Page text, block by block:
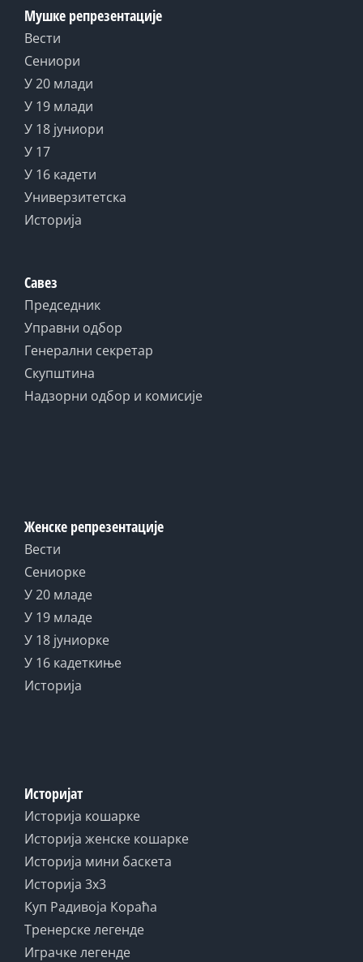
Мушке репрезентације
Вести
Сениори
У 20 млади
У 19 млади
У 18 јуниори
У 17
У 16 кадети
Универзитетска
Историја
Савез
Председник
Управни одбор
Генерални секретар
Скупштина
Надзорни одбор и комисије
Женске репрезентације
Вести
Сениорке
У 20 младе
У 19 младе
У 18 јуниорке
У 16 кадеткиње
Историја
Историјат
Историја кошарке
Историја женске кошарке
Историја мини баскета
Историја 3x3
Куп Радивоја Кораћа
Тренерске легенде
Играчке легенде